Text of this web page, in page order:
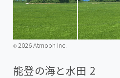
©️2026 Atmoph Inc.
能登の海と水田 2